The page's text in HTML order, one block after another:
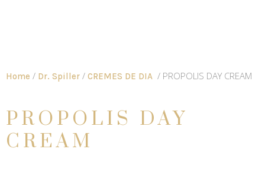
Home / Dr. Spiller / CREMES DE DIA / PROPOLIS DAY CREAM
PROPOLIS DAY
CREAM